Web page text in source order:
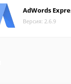
AdWords
Версия: 2.6.9